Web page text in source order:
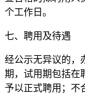
个工作日。
七、聘用及待遇
经公示无异议的，
期，试用期包括在
予以正式聘用；不